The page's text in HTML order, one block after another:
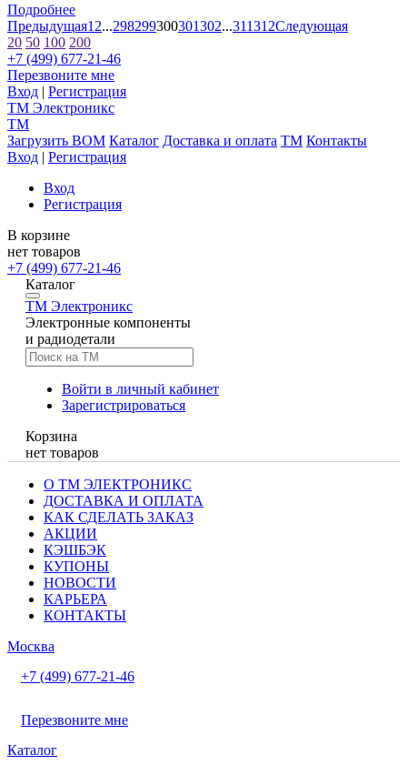
Подробнее
Предыдущая1 2...298299300301302...311312Следующая
20 50 100 200
+7 (499) 677-21-46
Перезвоните мне
Вход | Регистрация
TM Электроникс
TM
Загрузить BOM Каталог Доставка и оплата TM Контакты
Вход | Регистрация
Вход
Регистрация
В корзине
нет товаров
+7 (499) 677-21-46
Каталог
TM Электроникс
Электронные компоненты
и радиодетали
Войти в личный кабинет
Зарегистрироваться
Корзина
нет товаров
О ТМ ЭЛЕКТРОНИКС
ДОСТАВКА И ОПЛАТА
КАК СДЕЛАТЬ ЗАКАЗ
АКЦИИ
КЭШБЭК
КУПОНЫ
НОВОСТИ
КАРЬЕРА
КОНТАКТЫ
Москва
+7 (499) 677-21-46
Перезвоните мне
Каталог